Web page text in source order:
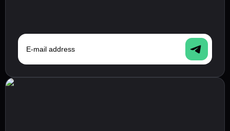
E-mail address